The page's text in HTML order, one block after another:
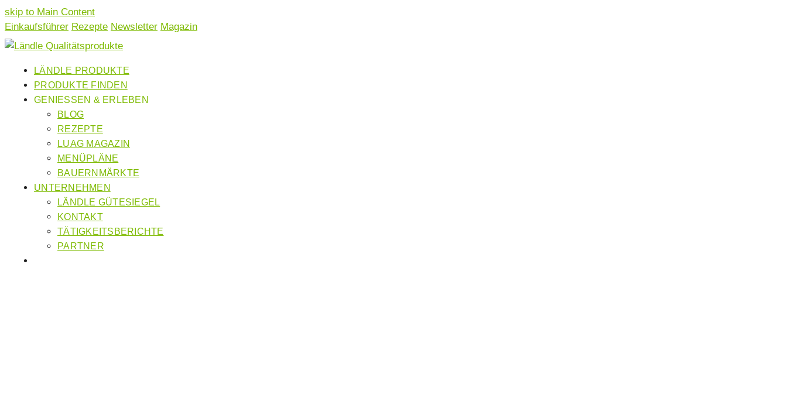
skip to Main Content
Einkaufsführer Rezepte Newsletter Magazin
LÄNDLE PRODUKTE
PRODUKTE FINDEN
GENIESSEN & ERLEBEN
BLOG
REZEPTE
LUAG MAGAZIN
MENÜPLÄNE
BAUERNMÄRKTE
UNTERNEHMEN
LÄNDLE GÜTESIEGEL
KONTAKT
TÄTIGKEITSBERICHTE
PARTNER